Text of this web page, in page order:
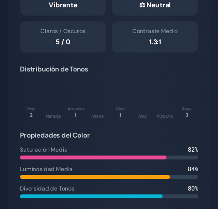
Vibrante ⚖️Neutral
Claros / Oscuros
5 /0
Contraste Medio
1.3:1
Distribución de Tonos
Rojo
2 Naranja
Amarillo
1 Verde
Cian
1 Azul Púrpura
Rosa
3
Propiedades del Color
Saturación Media 82%
Luminosidad Media 84%
Diversidad de Tonos 80%